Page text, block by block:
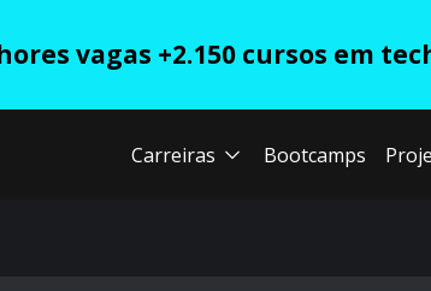
vagas +2.150 cursos em
Carreiras Bootcamps